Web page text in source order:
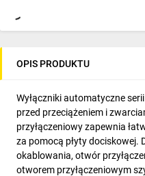
OPIS PRODUKTU
Wyłączniki automatyczne
przed przeciążeniem i
przyłączeniowy zapewnia
za pomocą płyty dociskowej.
okablowania, otwór
otworem przyłączeniowym